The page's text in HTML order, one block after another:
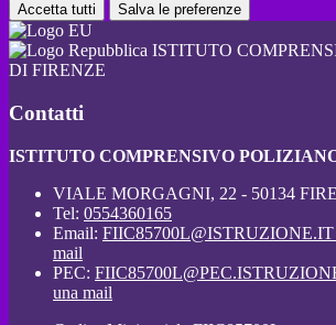
Accetta tutti Salva le preferenze
ISTITUTO
DI FIRENZE
Contatti
ISTITUTO COMPRENSIVO
VIALE MORGAGNI, 22 - 50134
Tel: 0554360165
Email: FIIC85700L@ISTRUZIONE.IT
mail
PEC:
una mail